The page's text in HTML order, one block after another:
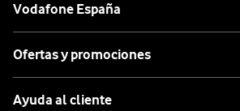
Vodafone España
Ofertas y promociones
Ayuda al cliente